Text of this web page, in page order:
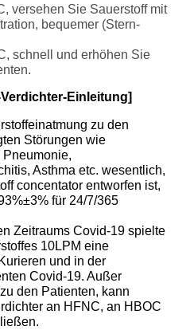
versehen Sie Sauerstoff mit
bequemer (Stern-
schnell und erhöhen Sie
Einleitung]
zu den
Störungen wie
Pneumonie,
Asthma etc. wesentlich,
concentator entworfen ist,
für 24/7/365
Zeitraums Covid-19 spielte
10LPM eine
und in der
Covid-19. Außer
den Patienten, kann
an HFNC, an HBOC